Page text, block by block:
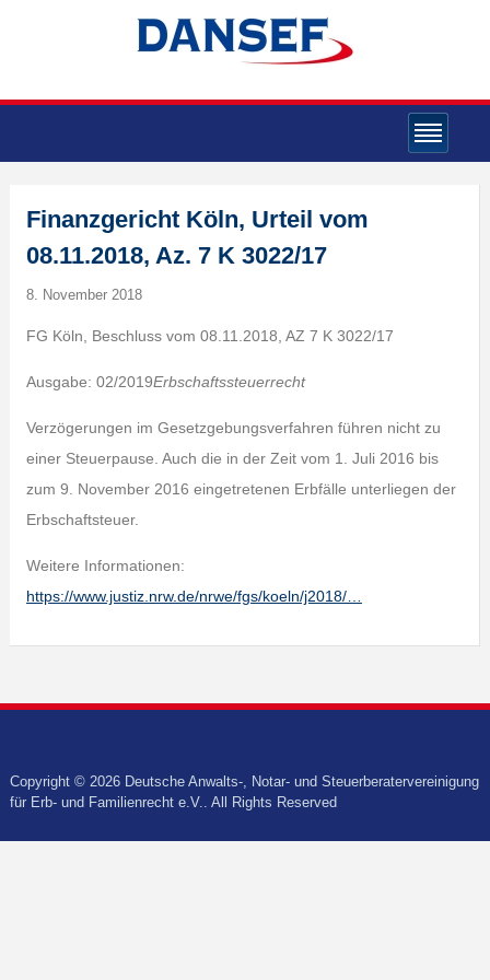
Finanzgericht Köln, Urteil vom
08.11.2018, Az. 7 K 3022/17
8. November 2018
FG Köln, Beschluss vom 08.11.2018, AZ 7 K 3022/17
Ausgabe: 02/2019Erbschaftssteuerrecht
Verzögerungen im Gesetzgebungsverfahren führen nicht zu
einer Steuerpause. Auch die in der Zeit vom 1. Juli 2016 bis
zum 9. November 2016 eingetretenen Erbfälle unterliegen der
Erbschaftsteuer.
Weitere Informationen:
https://www.justiz.nrw.de/nrwe/fgs/koeln/j2018/…
Copyright © 2026 Deutsche Anwalts-, Notar- und Steuerberatervereinigung
für Erb- und Familienrecht e.V.. All Rights Reserved